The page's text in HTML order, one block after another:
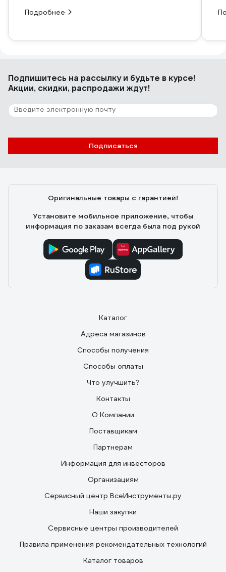
Подробнее
Подпишитесь на рассылкуи будьте в курсе!
Акции, скидки, распродажи ждут!
Подписаться
Оригинальные товары с гарантией!
Установите мобильное приложение, чтобы
информация по заказам всегда была под рукой
Каталог
Адреса магазинов
Способы получения
Способы оплаты
Что улучшить?
Контакты
О Компании
Поставщикам
Партнерам
Информация для инвесторов
Организациям
Сервисный центр ВсеИнструменты.ру
Наши закупки
Сервисные центры производителей
Правила применения рекомендательных технологий
Каталог товаров